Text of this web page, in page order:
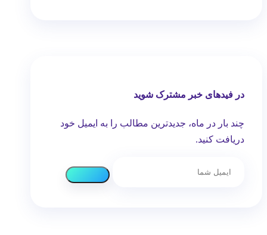
در فیدهای خبر مشترک شوید
چند بار در ماه، جدیدترین مطالب را به ایمیل خود
دریافت کنید.